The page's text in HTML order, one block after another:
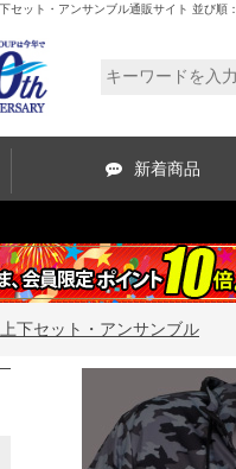
セット・アンサンブル通販サイト 並び順
新着商品
下セット・アンサンブル